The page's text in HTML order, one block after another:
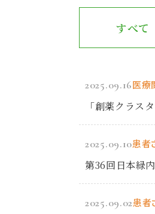
すべて
2025.09.16医療
「創薬クラス
2025.09.10患者
第36回日本緑
2025.09.02患者